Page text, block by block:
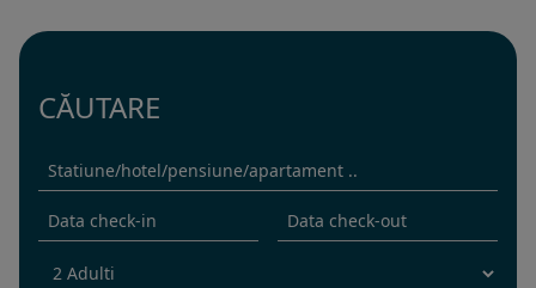
CĂUTARE